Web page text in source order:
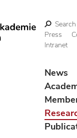
Search
Press
Intranet
News